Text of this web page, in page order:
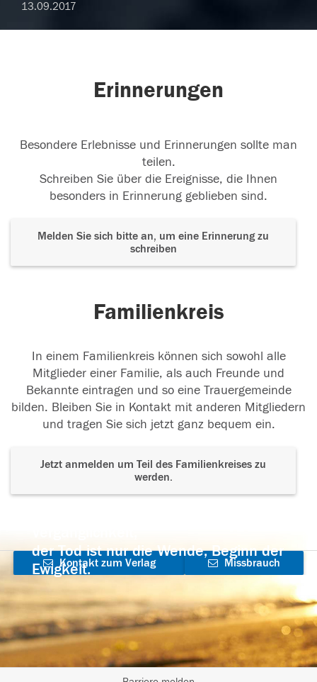
13.09.2017
Erinnerungen
Besondere Erlebnisse und Erinnerungen sollte man
teilen.
Schreiben Sie über die Ereignisse, die Ihnen
besonders in Erinnerung geblieben sind.
Melden Sie sich bitte an, um eine Erinnerung zu
schreiben
Familienkreis
In einem Familienkreis können sich sowohl alle
Mitglieder einer Familie, als auch Freunde und
Bekannte eintragen und so eine Trauergemeinde
bilden. Bleiben Sie in Kontakt mit anderen Mitgliedern
und tragen Sie sich jetzt ganz bequem ein.
Jetzt anmelden um Teil des Familienkreises zu
werden.
der Tod ist nur die Wende, Beginn der
Ewigkeit.
Kontakt zum Verlag
aufnehmen
Missbrauch